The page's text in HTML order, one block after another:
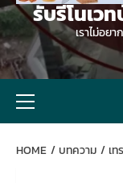
รับรีโนเว
เราไม่อย
Menu
HOME บทความ เ